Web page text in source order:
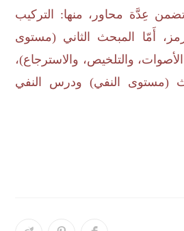
عِدَّة محاور، منها: التركيب
أَمّا المبحث الثاني (مستوى
والتلخيص، والاسترجاع)،
(مستوى النفي) ودرس النفي